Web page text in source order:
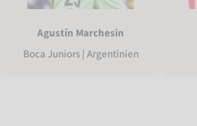
Agustín Marchesin
Boca Juniors | Argentinien